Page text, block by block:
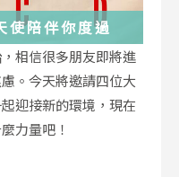
使陪伴你度過
相信很多朋友即將進
。今天將邀請四位大
迎接新的環境，現在
力量吧！